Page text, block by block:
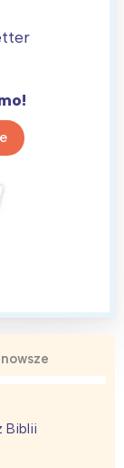
Biblii